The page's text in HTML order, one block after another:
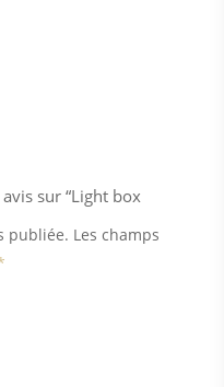
sur “Light box
publiée. Les champs